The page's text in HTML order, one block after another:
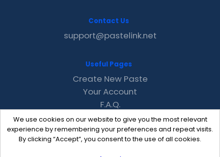
We use cookies on our website to give you the most relevant
experience by remembering your preferences and repeat visits.
By clicking “Accept”, you consent to the use of all cookies.
Contact Us
support@pastelink.net
Useful Pages
Create New Paste
Your Account
F.A.Q.
Recent
Contact